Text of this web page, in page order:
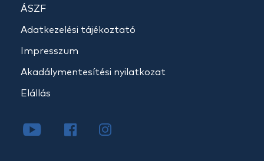
ÁSZF
Adatkezelési tájékoztató
Impresszum
Akadálymentesítési nyilatkozat
Elállás